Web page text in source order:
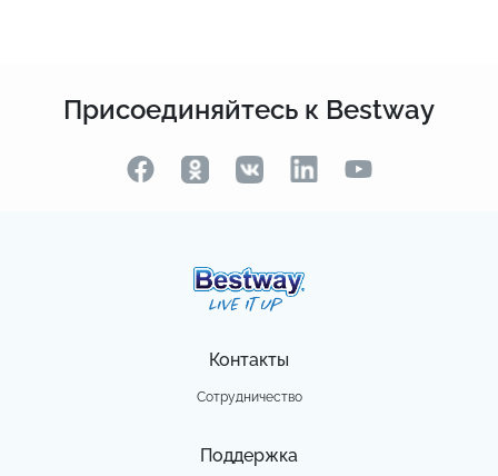
Присоединяйтесь к Bestway
Контакты
Сотрудничество
Поддержка